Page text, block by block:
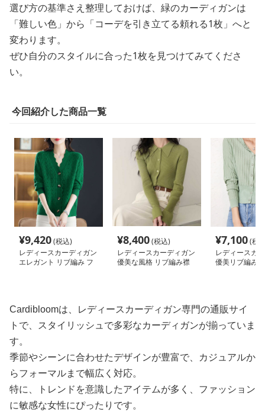
選び方の基準さえ整理しておけば、緑のカーディガンは
「難しい色」から「コーデを引き立てる頼れる1枚」へと
変わります。
ぜひ自分のスタイルに合った1枚を見つけてみてくださ
い。
今回紹介した商品一覧
¥9,420(税込)
レディースカーディガン
エレガント リブ編み フ
¥8,400(税込)
レディースカーディガン
優美な風格 リブ編み襟
¥7,100(税
レディースカ
優美リブ編み
Cardibloomは、レディースカーディガン専門の通販サイ
トで、スタイリッシュで多彩なカーディガンが揃っていま
す。
季節やシーンに合わせたデザインが豊富で、カジュアルか
らフォーマルまで幅広く対応。
特に、トレンドを意識したアイテムが多く、ファッション
に敏感な女性にぴったりです。